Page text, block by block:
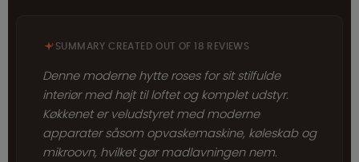
SUMMARY CREATED OUT OF 18 REVIEWS
Denne moderne hytte roses for sit stilfulde
interiør med højt til loftet og komplet udstyr.
Køkkenet er veludstyret med moderne
apparater såsom opvaskemaskine, køleskab og
mikroovn, hvilket gør madlavningen nem.